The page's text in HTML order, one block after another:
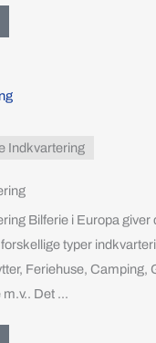
Indkvartering
Bilferie i Europa giver
typer
Feriehuse, Camping,
Det ...